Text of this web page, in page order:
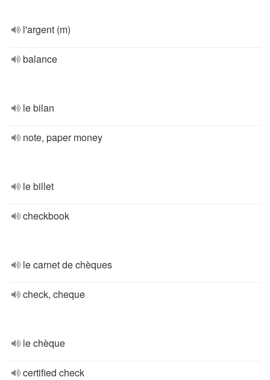
l'argent (m)
balance
le bilan
note, paper money
le billet
checkbook
le carnet de chèques
check, cheque
le chèque
certified check